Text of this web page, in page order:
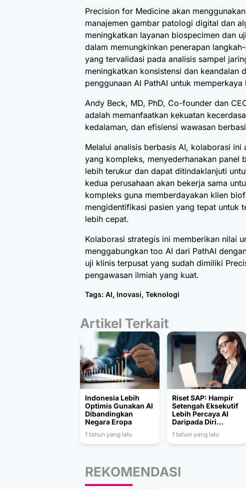
Precision for Medicine akan
manajemen gambar patologi digital dan
meningkatkan layanan biospecimen dan
dalam memungkinkan penerapan
yang tervalidasi pada analisis sampel
meningkatkan konsistensi dan keandalan
penggunaan AI PathAI untuk
Andy Beck, MD, PhD, Co-founder dan
adalah memanfaatkan kekuatan
kedalaman, dan efisiensi wawasan
Melalui analisis berbasis AI, kolaborasi
yang kompleks, menyederhanakan panel
lebih terukur dan dapat ditindaklanjuti
kedua perusahaan akan bekerja sama
kompleks guna memberdayakan klien
mengidentifikasi pasien yang tepat untuk
lebih cepat.
Kolaborasi strategis ini memberikan nilai
menggabungkan too AI dari PathAI
uji klinis terpusat yang sudah dimiliki
pengawasan ilmiah yang kuat.
Tags: AI, Inovasi, Teknologi
Artikel Terkait
Indonesia Lebih
Optimis Gunakan AI
Dibandingkan
Negara Eropa
1 tahun yang lalu
Riset SAP: Hampir
Setengah Eksekutif
Lebih Percaya AI
Daripada Diri
1 tahun yang lalu
REKOMENDASI